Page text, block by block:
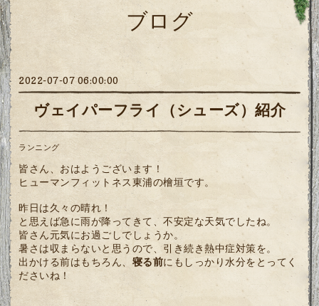
ブログ
2022-07-07 06:00:00
ヴェイパーフライ（シューズ）紹介
ランニング
皆さん、おはようございます！
ヒューマンフィットネス東浦の檜垣です。
昨日は久々の晴れ！
と思えば急に雨が降ってきて、不安定な天気でしたね。
皆さん元気にお過ごしでしょうか。
暑さは収まらないと思うので、引き続き熱中症対策を。
出かける前はもちろん、 寝る前にもしっかり水分をとってく
ださいね！